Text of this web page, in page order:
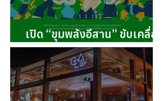
เปิด “ขุมพลังอีสาน” ขับเคลื่อน
เศรษฐกิจสร้างสรรค์ผ่าน Isan
Creative Festival 2026กับ
โปรแกรมห้ามพลาดพลิกโอกาส
ใหม่ของภูมิภาค